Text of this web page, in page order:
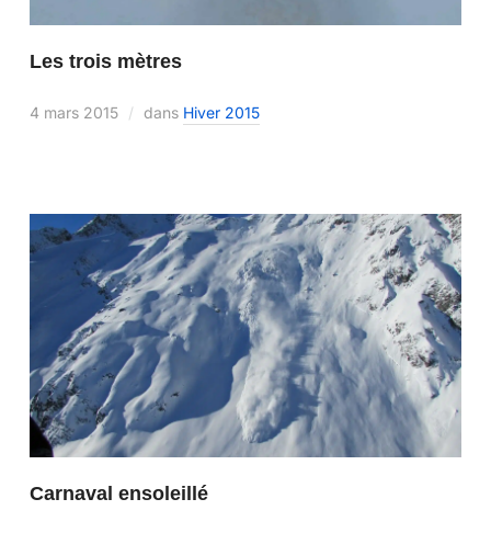
Les trois mètres
4 mars 2015 dans Hiver 2015
Carnaval ensoleillé